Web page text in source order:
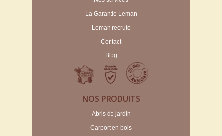
La Garantie Leman
Leman recrute
Contact
Blog
NOS PRODUITS
Abris de jardin
Carport en bois